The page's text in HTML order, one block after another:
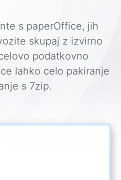
s paperOffice, jih
skupaj z izvirno
podatkovno
lahko celo pakiranje
s 7zip.